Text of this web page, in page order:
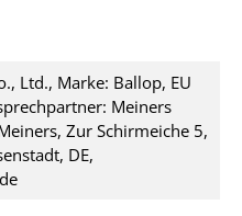
Ltd., Marke: Ballop, EU
Meiners
Zur Schirmeiche 5,
DE,